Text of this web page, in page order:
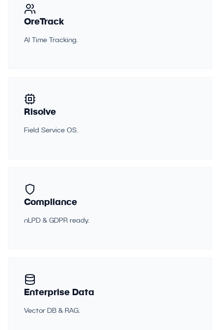
OreTrack
AI Time Tracking.
Risolve
Field Service OS.
Compliance
nLPD & GDPR ready.
Enterprise Data
Vector DB & RAG.